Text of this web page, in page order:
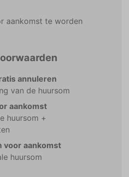
aankomst te worden
annuleren
van de huursom
aankomst
huursom +
voor aankomst
huursom